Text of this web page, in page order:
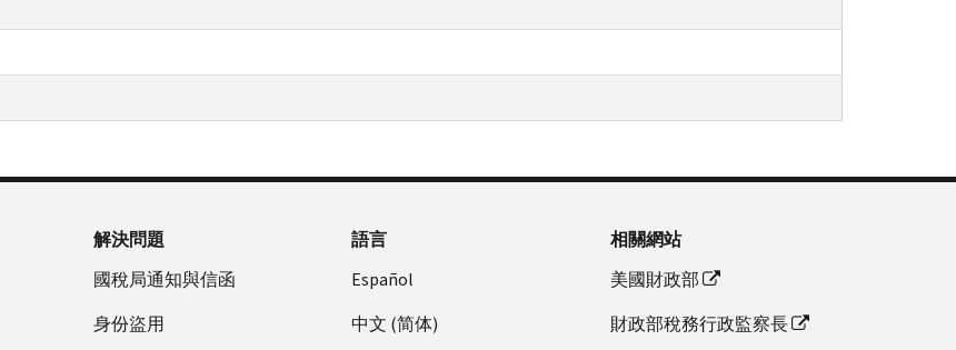
解決問題
國稅局通知與信函
身份盜用
語言
Español
中文 (简体)
相關網站
美國財政部
財政部稅務行政監察長